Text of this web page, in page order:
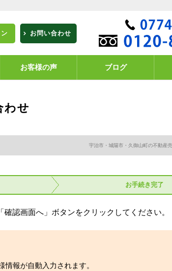
お問い合わせ
お客様の声 ブログ
わせ
宇治市・城陽市・久御山町の不動産
お手続き 完了
認画面へ」ボタンをクリックしてください。
報が自動入力されます。